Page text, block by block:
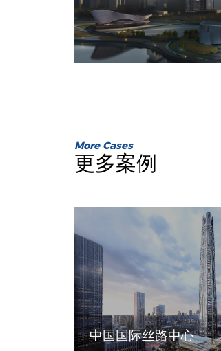
More Cases
更多案例
中国国际丝路中心